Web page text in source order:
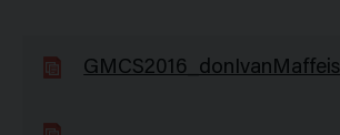
GMCS2016_donIvanMaffeis